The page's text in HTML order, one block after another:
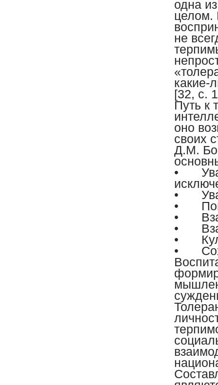
одна
целом.
не
какие-
[32, с.
Путь к
оно
своих
Д.М.
•
•
•
•
•
•
•